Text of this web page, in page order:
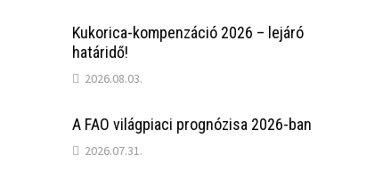
Kukorica-kompenzáció 2026 – lejáró
határidő!
2026.08.03.
A FAO világpiaci prognózisa 2026-ban
2026.07.31.